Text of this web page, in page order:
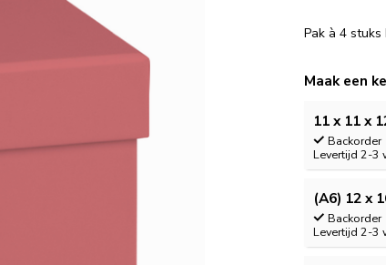
Pak à 4
Maak een
11 x 11 x
Backorder
Levertijd 2-3
(A6) 12 x
Backorder
Levertijd 2-3